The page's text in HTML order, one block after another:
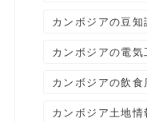
カンボジアの豆知
カンボジアの電気
カンボジアの飲食
カンボジア土地情